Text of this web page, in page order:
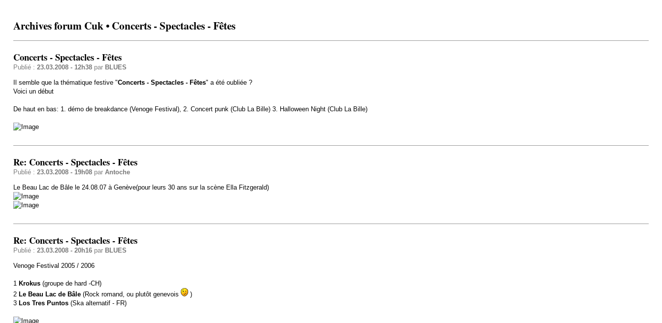
Archives forum Cuk • Concerts - Spectacles - Fêtes
Concerts - Spectacles - Fêtes
Publié : 23.03.2008 - 12h38par BLUES
Il semble que la thématique festive "Concerts - Spectacles - Fêtes" a été oubliée ?
Voici un début
De haut en bas: 1. démo de breakdance (Venoge Festival), 2. Concert punk (Club La Bille) 3. Halloween Night (Club La Bille)
Re: Concerts - Spectacles - Fêtes
Publié : 23.03.2008 - 19h08par Antoche
Le Beau Lac de Bâle le 24.08.07 à Genève(pour leurs 30 ans sur la scène Ella Fitzgerald)
Re: Concerts - Spectacles - Fêtes
Publié : 23.03.2008 - 20h16par BLUES
Venoge Festival 2005 / 2006
1 Krokus(groupe de hard -CH)
2 Le Beau Lac de Bâle(Rock romand, ou plutôt genevois
)
3 Los Tres Puntos(Ska alternatif - FR)